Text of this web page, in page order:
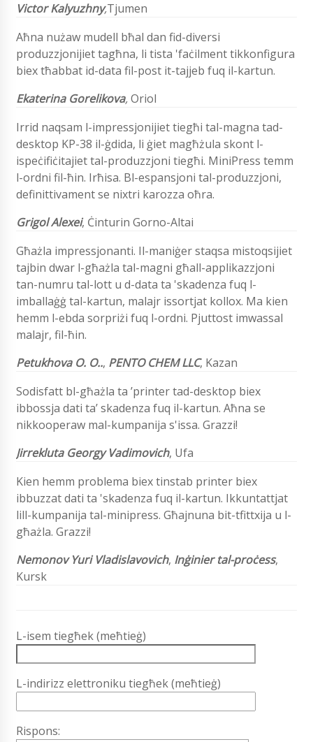
Victor Kalyuzhny,Tjumen
Aħna nużaw mudell bħal dan fid-diversi
produzzjonijiet tagħna, li tista 'faċilment tikkonfigura
biex tħabbat id-data fil-post it-tajjeb fuq il-kartun.
Ekaterina Gorelikova,Oriol
Irrid naqsam l-impressjonijiet tiegħi tal-magna tad-
desktop KP-38 il-ġdida, li ġiet magħżula skont l-
ispeċifiċitajiet tal-produzzjoni tiegħi. MiniPress temm
l-ordni fil-ħin. Irħisa. Bl-espansjoni tal-produzzjoni,
definittivament se nixtri karozza oħra.
Grigol Alexei, Ċinturin Gorno-Altai
Għażla impressjonanti. Il-maniġer staqsa mistoqsijiet
tajbin dwar l-għażla tal-magni għall-applikazzjoni
tan-numru tal-lott u d-data ta 'skadenza fuq l-
imballaġġ tal-kartun, malajr issortjat kollox. Ma kien
hemm l-ebda sorpriżi fuq l-ordni. Pjuttost imwassal
malajr, fil-ħin.
Petukhova O. O.., PENTO CHEM LLC, Kazan
Sodisfatt bl-għażla ta ’printer tad-desktop biex
ibbossja dati ta’ skadenza fuq il-kartun. Aħna se
nikkooperaw mal-kumpanija s'issa. Grazzi!
Jirrekluta Georgy Vadimovich, Ufa
Kien hemm problema biex tinstab printer biex
ibbuzzat dati ta 'skadenza fuq il-kartun. Ikkuntattjat
lill-kumpanija tal-minipress. Għajnuna bit-tfittxija u l-
għażla. Grazzi!
Nemonov Yuri Vladislavovich, Inġinier tal-proċess,
Kursk
L-isem tiegħek (meħtieġ)
L-indirizz elettroniku tiegħek (meħtieġ)
Rispons: